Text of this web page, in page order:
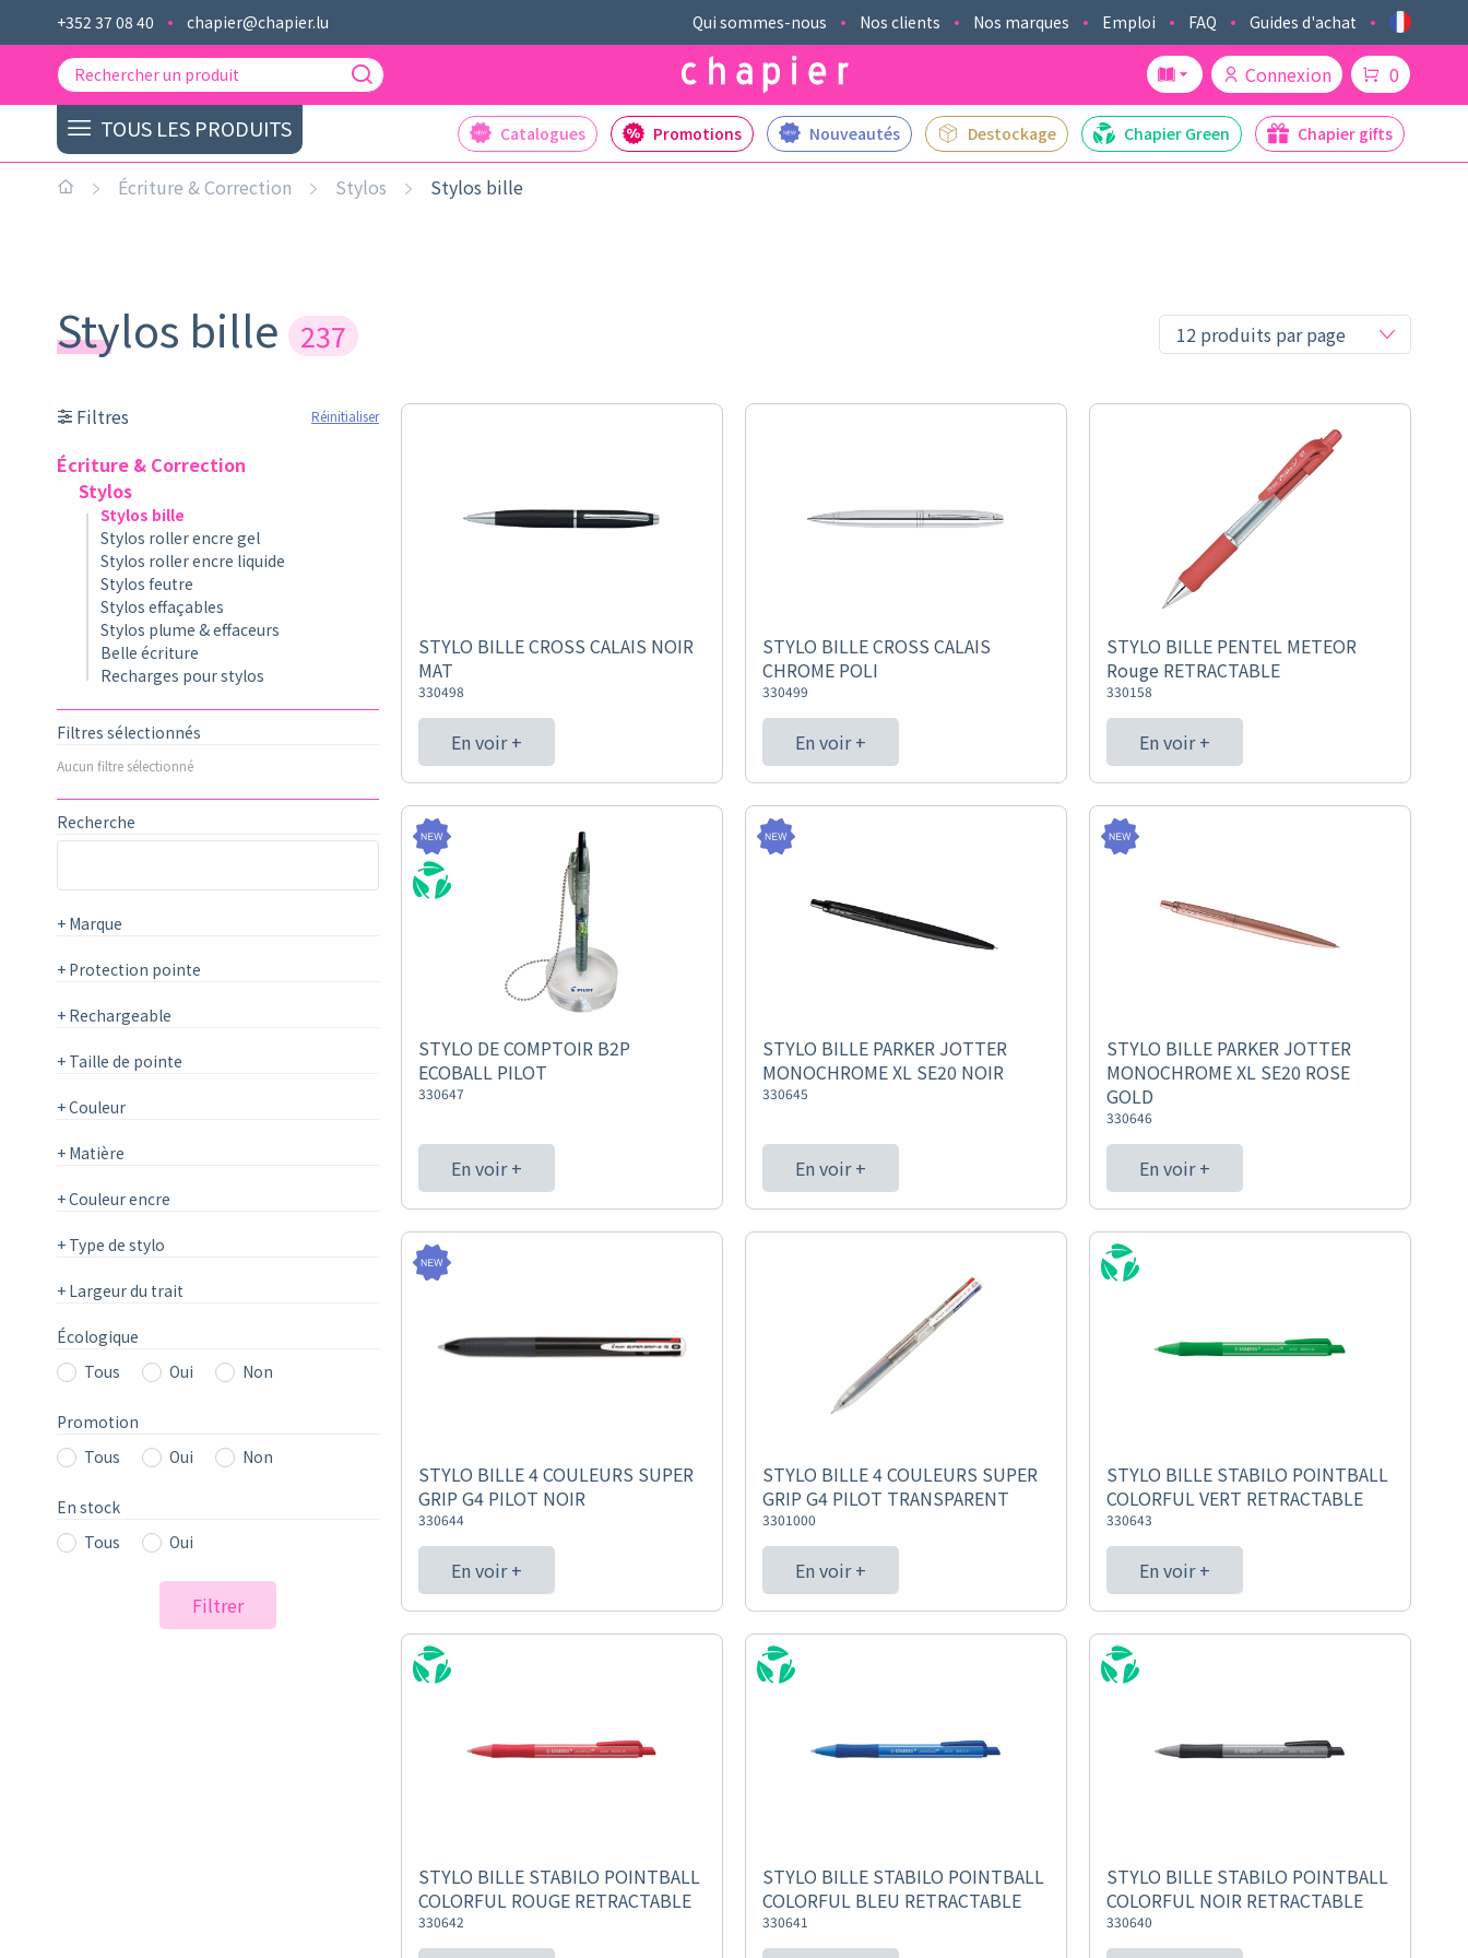
+352 37 08 40 chapier@chapier.lu Qui sommes-nous Nos clients Nos marques Emploi FAQ Guides d'achat
Connexion 0
TOUS LES PRODUITS Catalogues Promotions Nouveautés Destockage Chapier Green Chapier gifts
Écriture & Correction Stylos Stylos bille
Stylos bille 237
Filtres Réinitialiser
Écriture & Correction
Stylos
Stylos bille
Stylos roller encre gel
Stylos roller encre liquide
Stylos feutre
Stylos effaçables
Stylos plume & effaceurs
Belle écriture
Recharges pour stylos
Filtres sélectionnés
Aucun filtre sélectionné
Recherche
+ Marque
+ Protection pointe
+ Rechargeable
+ Taille de pointe
+Couleur
+ Matière
+Couleur encre
+ Type de stylo
+ Largeur du trait
Écologique
Tous
Oui Non
Promotion
Tous
Oui Non
En stock
Tous
Oui
Filtrer
STYLO BILLE CROSS CALAIS NOIR
MAT
330498
En voir +
STYLO BILLE CROSS CALAIS
CHROME POLI
330499
En voir +
STYLO BILLE PENTEL METEOR
Rouge RETRACTABLE
330158
En voir +
STYLO DE COMPTOIR B2P
ECOBALL PILOT
330647
En voir +
STYLO BILLE PARKER JOTTER
MONOCHROME XL SE20 NOIR
330645
En voir +
STYLO BILLE PARKER JOTTER
MONOCHROME XL SE20 ROSE
GOLD
330646
En voir +
STYLO BILLE 4 COULEURS SUPER
GRIP G4 PILOT NOIR
330644
En voir +
STYLO BILLE 4 COULEURS SUPER
GRIP G4 PILOT TRANSPARENT
3301000
En voir +
STYLO BILLE STABILO POINTBALL
COLORFUL VERT RETRACTABLE
330643
En voir +
STYLO BILLE STABILO POINTBALL
COLORFUL ROUGE RETRACTABLE
330642
STYLO BILLE STABILO POINTBALL
COLORFUL BLEU RETRACTABLE
330641
STYLO BILLE STABILO POINTBALL
COLORFUL NOIR RETRACTABLE
330640